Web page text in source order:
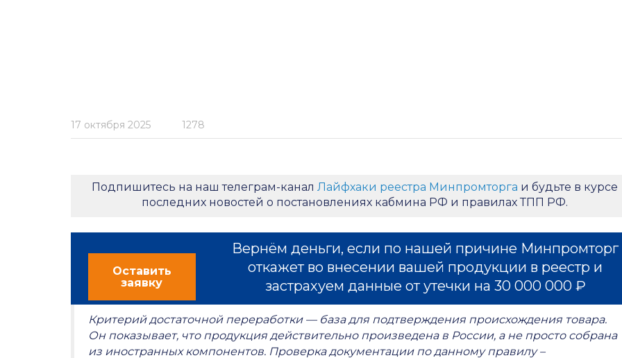
17 октября 2025 1278
Подпишитесь на наш телеграм-канал Лайфхаки реестра Минпромторга и будьте в курсе
последних новостей о постановлениях кабмина РФ и правилах ТПП РФ.
Оставить
заявку
Вернём деньги, если по нашей причине Минпромторг
откажет во внесении вашей продукции в реестр и
застрахуем данные от утечки на 30 000 000 ₽
Критерий достаточной переработки — база для подтверждения происхождения товара.
Он показывает, что продукция действительно произведена в России, а не просто собрана
из иностранных компонентов. Проверка документации по данному правилу –